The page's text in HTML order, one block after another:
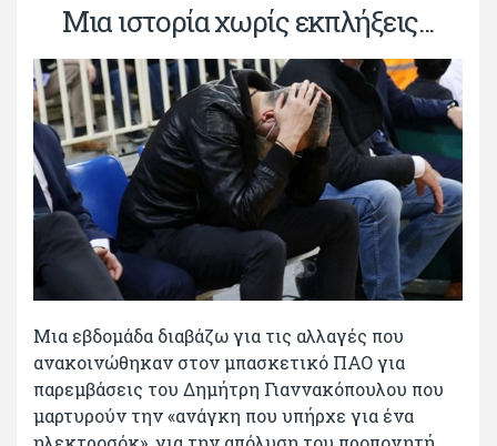
Μια ιστορία χωρίς εκπλήξεις...
Μια εβδομάδα διαβάζω για τις αλλαγές που
ανακοινώθηκαν στον μπασκετικό ΠΑΟ για
παρεμβάσεις του Δημήτρη Γιαννακόπουλου που
μαρτυρούν την «ανάγκη που υπήρχε για ένα